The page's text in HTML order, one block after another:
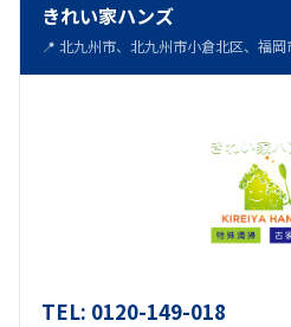
きれい家ハンズ
📍 北九州市、北九州市小倉北区、福岡
TEL: 0120-149-018